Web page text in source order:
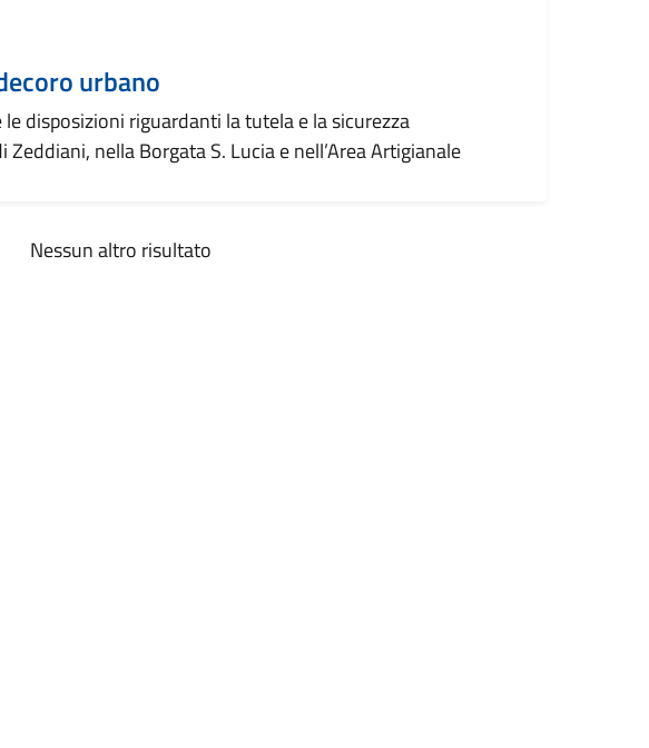
urbano
disposizioni riguardanti la tutela e la sicurezza
nella Borgata S. Lucia e nell’Area Artigianale
Nessun altro risultato